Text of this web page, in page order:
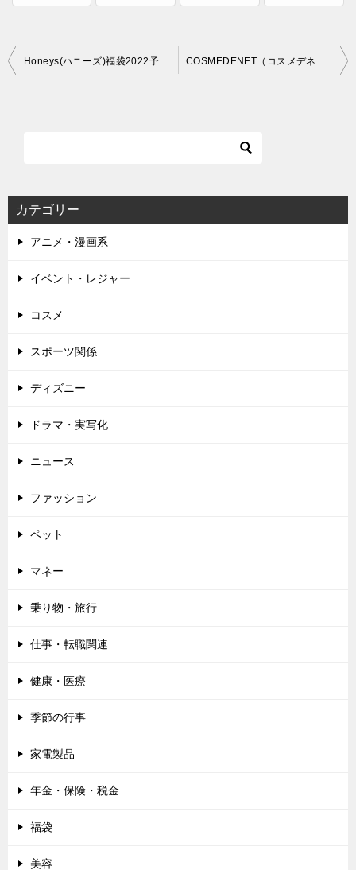
投
ー
シ
ョ
ン
カテゴリー
アニメ・漫画系
イベント・レジャー
コスメ
スポーツ関係
ディズニー
ドラマ・実写化
ニュース
ファッション
ペット
マネー
乗り物・旅行
仕事・転職関連
健康・医療
季節の行事
家電製品
年金・保険・税金
福袋
美容